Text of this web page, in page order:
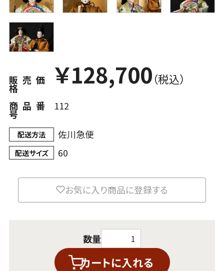
販売価
格 ￥128,700（税込）
商品番
号
112
配送方法 佐川急便
配送サイズ 60
お気に入り商品に登録する
数量
カートに入れる